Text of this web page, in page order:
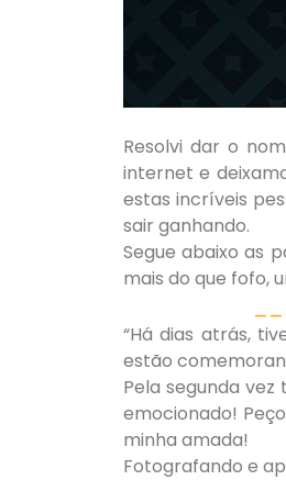
Resolvi dar o
internet e
estas incríveis
sair ganhando.
Segue abaixo as
mais do que fofo,
“Há dias atrás,
estão
Pela segunda
emocionado!
minha amada!
Fotografando e